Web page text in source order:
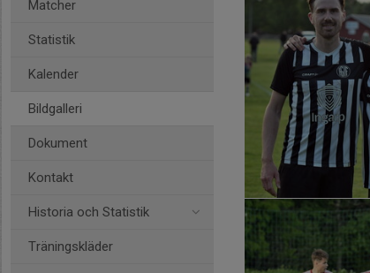
Matcher
Statistik
Kalender
Bildgalleri
Dokument
Kontakt
Historia och Statistik
Träningskläder